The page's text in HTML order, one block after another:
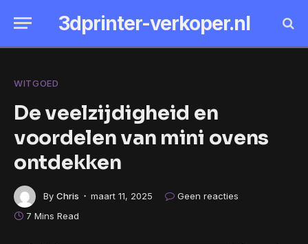
3dprinter-verkoper.nl
WITGOED
De veelzijdigheid en
voordelen van mini ovens
ontdekken
By Chris maart 11, 2025
Geen reacties
7 Mins Read